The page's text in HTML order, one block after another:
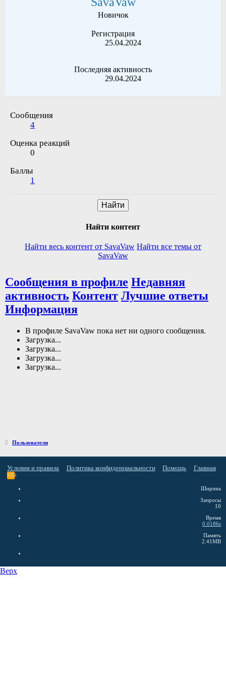
Новичок
Регистрация
25.04.2024
Последняя активность
29.04.2024
Сообщения
4
Оценка реакций
0
Баллы
1
Найти
Найти контент
Найти весь контент от SavaVaw Найти все темы от
SavaVaw
Сообщения в профиле Недавняя
активность Контент Лучшие ответы
Информация
В профиле SavaVaw пока нет ни одного сообщения.
Загрузка...
Загрузка...
Загрузка...
Загрузка...
Пользователи
Условия и правила Политика конфиденциальности Помощь Главная
RSS
Ширина
Запросы
10
Время
0.0186s
Память
2.41MB
Верх